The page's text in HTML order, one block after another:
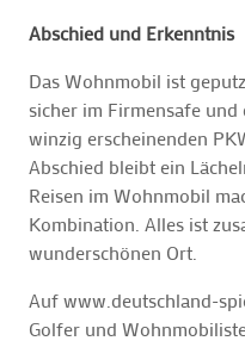
Abschied und Erkenntnis
Das Wohnmobil ist
sicher im Firmensafe
winzig erscheinenden
Abschied bleibt ein
Reisen im Wohnmobil
Kombination. Alles ist
wunderschönen Ort.
Auf www.deutschland-
Golfer und